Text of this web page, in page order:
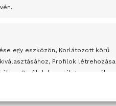
egy eszközön, Korlátozott körű
Profilok létrehozása
Profilok használata személyre